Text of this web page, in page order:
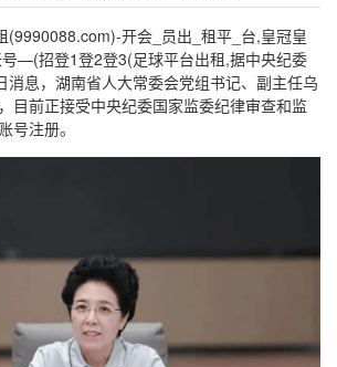
(9990088.com)-开会_员出_租平_台,皇冠皇
—(招登1登2登3(足球平台出租,据中央纪委
消息，湖南省人大常委会党组书记、副主任乌
目前正接受中央纪委国家监委纪律审查和监
号注册。